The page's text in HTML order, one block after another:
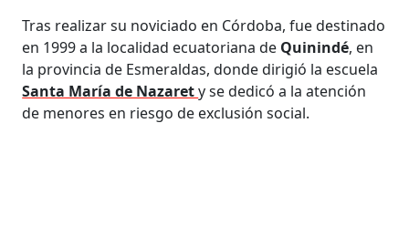
Tras realizar su noviciado en Córdoba, fue destinado
en 1999 a la localidad ecuatoriana de Quinindé, en
la provincia de Esmeraldas, donde dirigió la escuela
Santa María de Nazarety se dedicó a la atención
de menores en riesgo de exclusión social.